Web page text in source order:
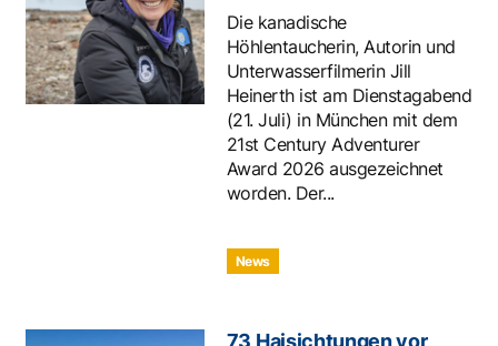
Die kanadische
Höhlentaucherin, Autorin und
Unterwasserfilmerin Jill
Heinerth ist am Dienstagabend
(21. Juli) in München mit dem
21st Century Adventurer
Award 2026 ausgezeichnet
worden. Der...
News
73 Haisichtungen vor